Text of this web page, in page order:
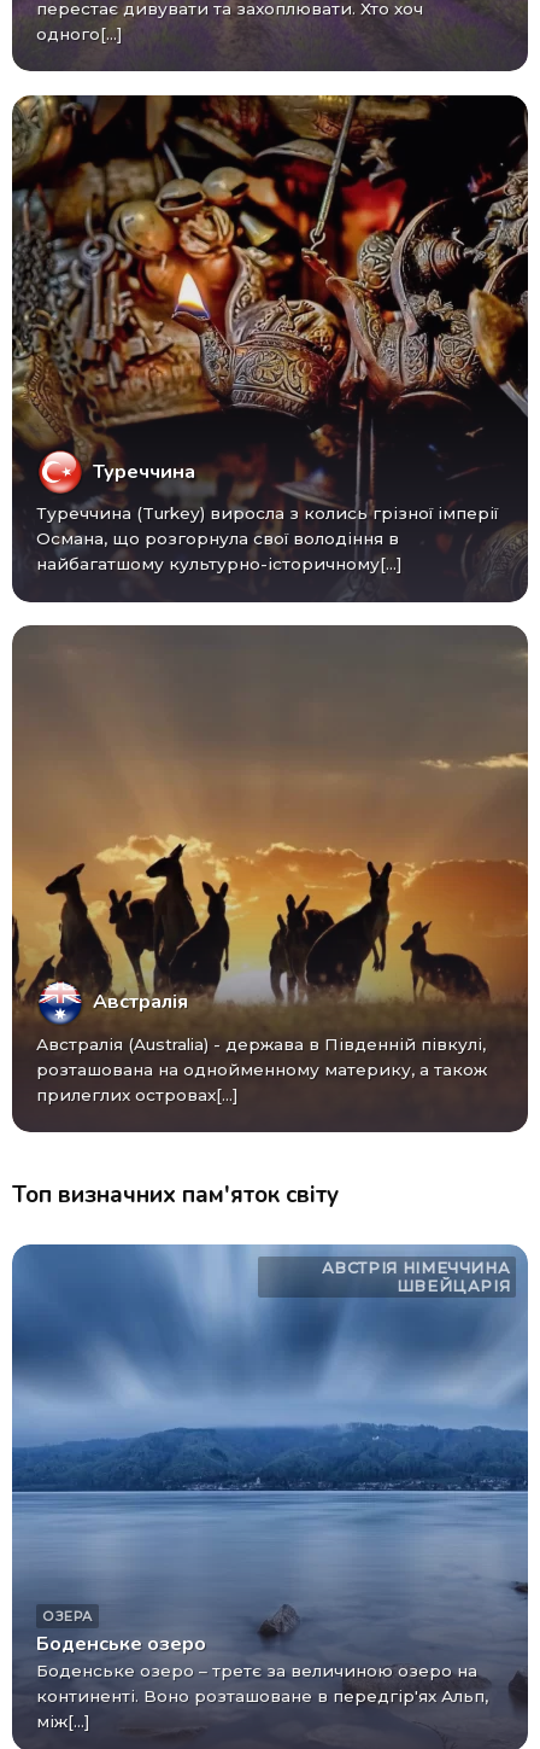
перестає дивувати та захоплювати. Хто хоч
одного[...]
Туреччина
Туреччина (Turkey) виросла з колись грізної імперії
Османа, що розгорнула свої володіння в
найбагатшому культурно-історичному[...]
Австралія
Австралія (Australia) - ​​держава в Південній півкулі,
розташована на однойменному материку, а також
прилеглих островах[...]
Топ визначних пам'яток світу
АВСТРІЯ НІМЕЧЧИНА
ШВЕЙЦАРІЯ
ОЗЕРА
Боденське озеро
Боденське озеро – третє за величиною озеро на
континенті. Воно розташоване в передгір'ях Альп,
між[...]